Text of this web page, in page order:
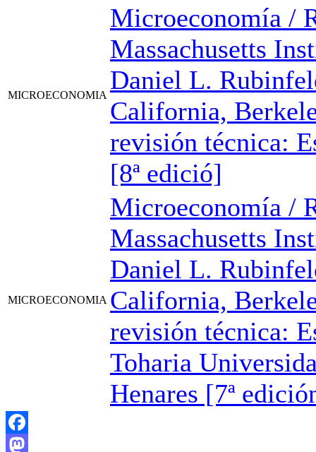
MICROECONOMIA
Microeconomía /
Massachusetts
Daniel L.
California,
revisión técnica:
[8ª edició]
MICROECONOMIA
Microeconomía /
Massachusetts
Daniel L.
California,
revisión técnica:
Toharia
Henares [7ª
Facebook